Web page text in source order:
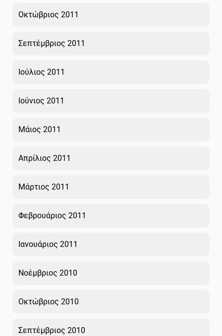
Οκτώβριος 2011
Σεπτέμβριος 2011
Ιούλιος 2011
Ιούνιος 2011
Μάιος 2011
Απρίλιος 2011
Μάρτιος 2011
Φεβρουάριος 2011
Ιανουάριος 2011
Νοέμβριος 2010
Οκτώβριος 2010
Σεπτέμβριος 2010